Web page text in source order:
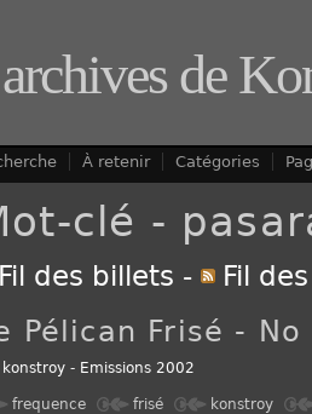
de
À retenir Catégories
clé -
Fil des billets - Fil
Pélican Frisé -
konstroy - Emissions 2002
frequence frisé
konstroy